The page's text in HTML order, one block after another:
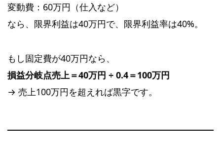
変動費：60万円（仕入など）
なら、限界利益は40万円で、限界利益率は40%。
もし固定費が40万円なら、
損益分岐点売上＝40万円 ÷ 0.4＝100万円
→ 売上100万円を超えれば黒字です。